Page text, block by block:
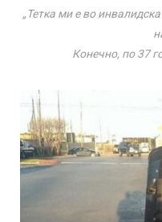
„Тетка ми е во
Конечно, по 37